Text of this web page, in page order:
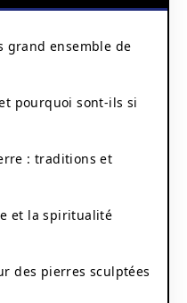
grand ensemble de
pourquoi sont-ils si
: traditions et
et la spiritualité
des pierres sculptées